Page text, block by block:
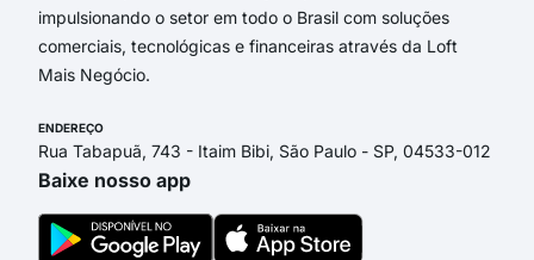
impulsionando o setor em todo o Brasil com soluções
comerciais, tecnológicas e financeiras através da Loft
Mais Negócio.
ENDEREÇO
Rua Tabapuã, 743 - Itaim Bibi, São Paulo - SP, 04533-012
Baixe nosso app